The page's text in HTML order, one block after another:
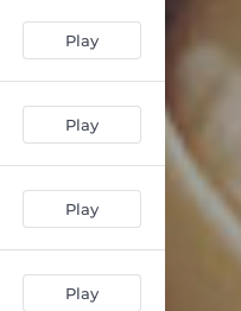
Play
Play
Play
Play